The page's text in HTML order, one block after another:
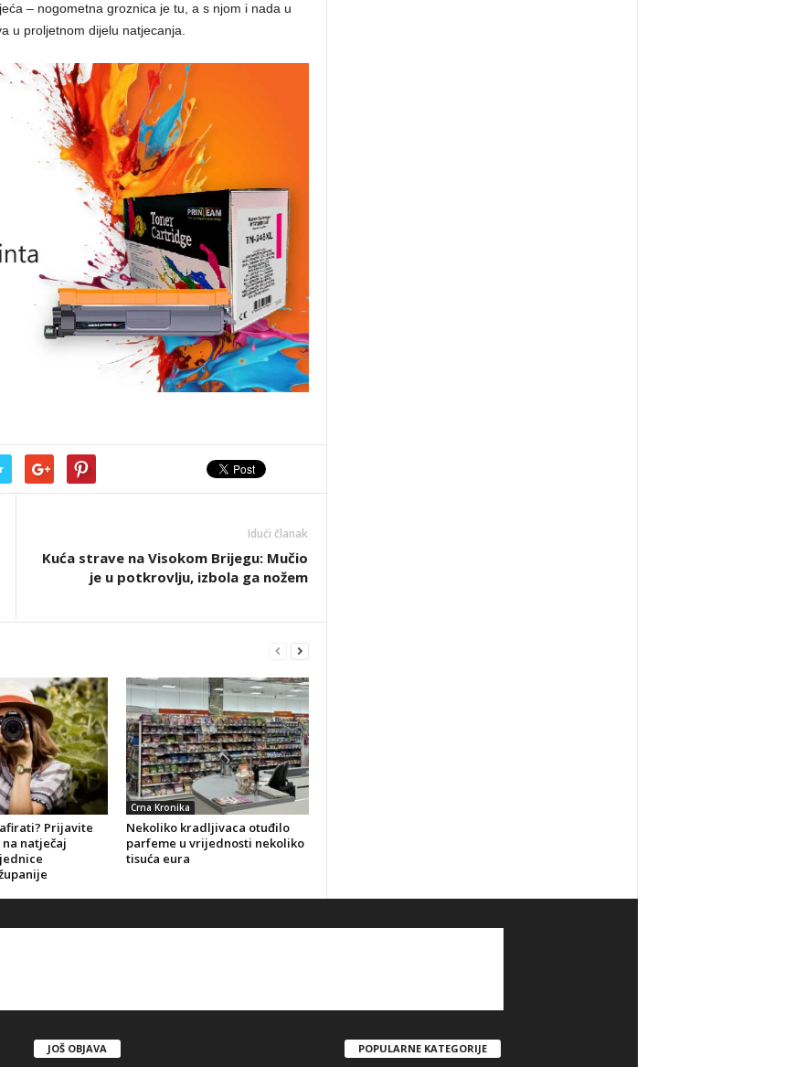
– nogometna groznica je tu, a s njom i nada u
u proljetnom dijelu natjecanja.
Idući članak
Kuća strave na Visokom Brijegu: Mučio
je u potkrovlju, izbola ga nožem
Prijavite
natječaj
Crna Kronika
Nekoliko kradljivaca otuđilo
parfeme u vrijednosti nekoliko
tisuća eura
JOŠ OBJAVA POPULARNE KATEGORIJE